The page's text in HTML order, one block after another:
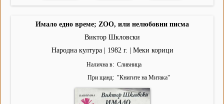
Имало едно време; ZOO, или нелюбовни писма
Виктор Шкловски
Народна култура | 1982 г. | Меки корици
Налична в
Сливница
При щанд
"Книгите на Митака"